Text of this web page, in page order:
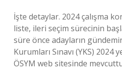
İşte detaylar. 2024 çalışma
liste, ileri seçim sürecinin
süre önce adayların
Kurumları Sınavı (YKS) 2024
ÖSYM web sitesinde